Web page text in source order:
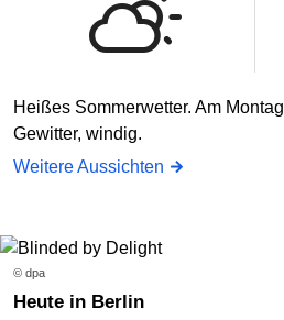
Heißes Sommerwetter. Am
Gewitter, windig.
Weitere Aussichten
© dpa
Heute in Berlin